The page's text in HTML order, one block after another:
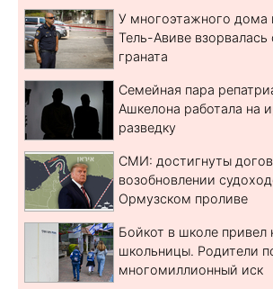
У многоэтажного дома
Тель-Авиве взорвалась
граната
Семейная пара
Ашкелона работала на
разведку
СМИ: достигнуты
возобновлении
Ормузском проливе
Бойкот в школе привел
школьницы. Родители
многомиллионный иск